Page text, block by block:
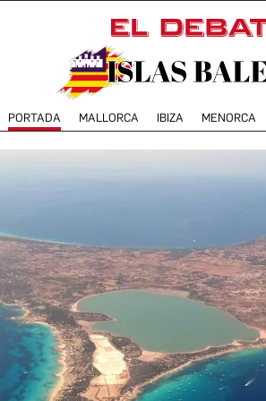
PORTADA MALLORCA IBIZA MENORCA